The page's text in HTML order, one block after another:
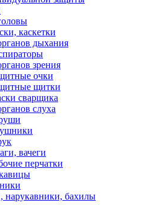
каскетки
дыхания
зрения
очки
щитки
сварщика
слуха
вачеги
перчатки
нарукавники, бахилы